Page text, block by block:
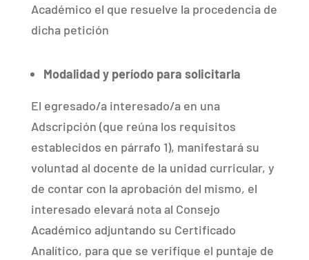
Académico el que resuelve la procedencia de
dicha petición
Modalidad y período para solicitarla
El egresado/a interesado/a en una
Adscripción (que reúna los requisitos
establecidos en párrafo 1), manifestará su
voluntad al docente de la unidad curricular, y
de contar con la aprobación del mismo, el
interesado elevará nota al Consejo
Académico adjuntando su Certificado
Analítico, para que se verifique el puntaje de